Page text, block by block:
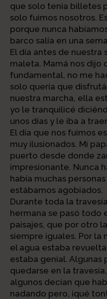
que solo tenía billetes
solo fuimos nosotros.
porque nunca
barco salía en una
El día antes de nuestra
maleta. Mamá nos dijo
fundamental, no me
solo quería que
nuestra marcha, ella
yo le tranquilicé
unos días y le iba a
El día que nos fuimos
muy ilusionados. Mi
puerto desde donde
impresionante. Nunca
había muchas
estábamos agobiados.
Durante toda la
hermana se pasó todo
paisajes, que por otro
siempre iguales. Por la
el agua estaba
estaba genial. Algunas
quedarse en la
algunos decían que
nadando pero, ¡qué